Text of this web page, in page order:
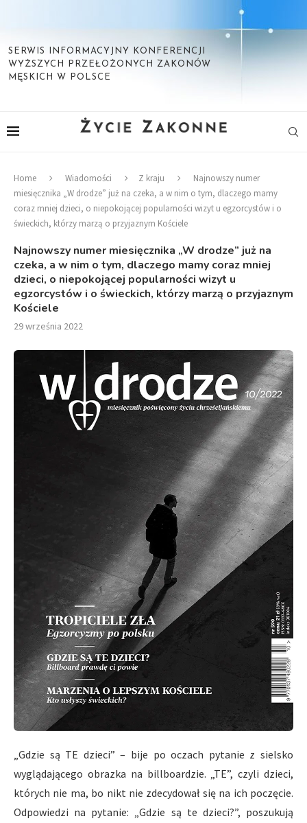
SERWIS INFORMACYJNY KONFERENCJI
WYŻSZYCH PRZEŁOŻONYCH ZAKONÓW
MĘSKICH W POLSCE
Home Wiadomości Z kraju
Najnowszy numer
miesięcznika „W drodze” już na czeka, a w nim o tym, dlaczego mamy
coraz mniej dzieci, o niepokojącej popularności wizyt u egzorcystów i o
świeckich, którzy marzą o przyjaznym Kościele
Najnowszy numer miesięcznika „W drodze” już na
czeka, a w nim o tym, dlaczego mamy coraz mniej
dzieci, o niepokojącej popularności wizyt u
egzorcystów i o świeckich, którzy marzą o przyjaznym
Kościele
29 września 2022
„Gdzie są TE dzieci” – bije po oczach pytanie z sielsko
wyglądającego obrazka na billboardzie. „TE”, czyli dzieci,
których nie ma, bo nikt nie zdecydował się na ich poczęcie.
Odpowiedzi na pytanie: „Gdzie są te dzieci?”, poszukują